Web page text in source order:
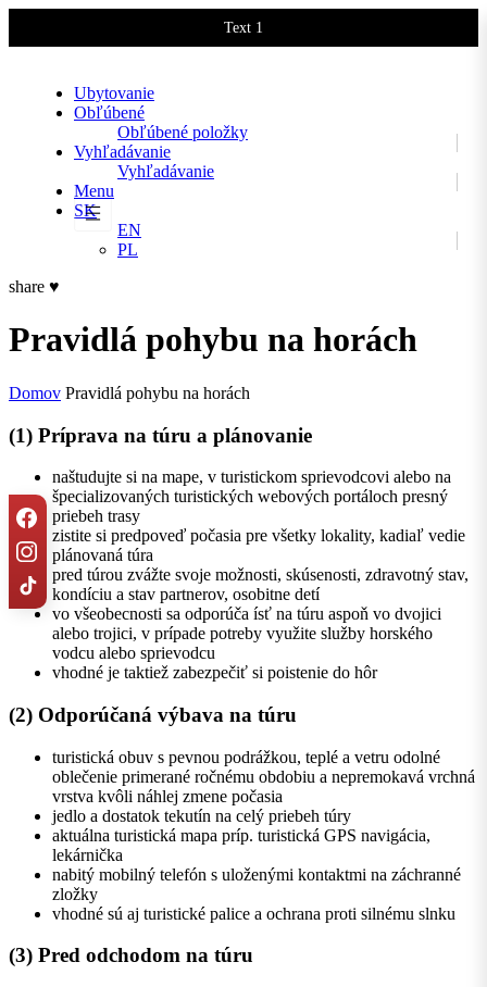
Text 1
Ubytovanie
Obľúbené
Obľúbené položky
Vyhľadávanie
Vyhľadávanie
Menu
SK
EN
PL
share ♥
Pravidlá pohybu na horách
Domov Pravidlá pohybu na horách
(1) Príprava na túru a plánovanie
naštudujte si na mape, v turistickom sprievodcovi alebo na
špecializovaných turistických webových portáloch presný
priebeh trasy
zistite si predpoveď počasia pre všetky lokality, kadiaľ vedie
plánovaná túra
pred túrou zvážte svoje možnosti, skúsenosti, zdravotný stav,
kondíciu a stav partnerov, osobitne detí
vo všeobecnosti sa odporúča ísť na túru aspoň vo dvojici
alebo trojici, v prípade potreby využite služby horského
vodcu alebo sprievodcu
vhodné je taktiež zabezpečiť si poistenie do hôr
(2) Odporúčaná výbava na túru
turistická obuv s pevnou podrážkou, teplé a vetru odolné
oblečenie primerané ročnému obdobiu a nepremokavá vrchná
vrstva kvôli náhlej zmene počasia
jedlo a dostatok tekutín na celý priebeh túry
aktuálna turistická mapa príp. turistická GPS navigácia,
lekárnička
nabitý mobilný telefón s uloženými kontaktmi na záchranné
zložky
vhodné sú aj turistické palice a ochrana proti silnému slnku
(3) Pred odchodom na túru